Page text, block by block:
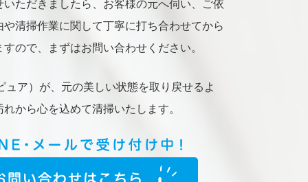
いただきましたら、お客様の元へ伺い、ご依
や清掃作業に関して丁寧に打ち合わせてから
ので、まずはお問い合わせください。
ュア）が、元の美しい状態を取り戻せるよ
れから心を込めて清掃いたします。